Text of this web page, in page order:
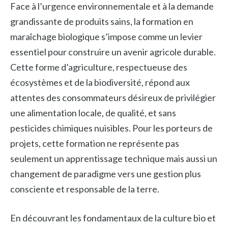
Face à l’urgence environnementale et à la demande
grandissante de produits sains, la formation en
maraîchage biologique s’impose comme un levier
essentiel pour construire un avenir agricole durable.
Cette forme d’agriculture, respectueuse des
écosystèmes et de la biodiversité, répond aux
attentes des consommateurs désireux de privilégier
une alimentation locale, de qualité, et sans
pesticides chimiques nuisibles. Pour les porteurs de
projets, cette formation ne représente pas
seulement un apprentissage technique mais aussi un
changement de paradigme vers une gestion plus
consciente et responsable de la terre.
En découvrant les fondamentaux de la culture bio et